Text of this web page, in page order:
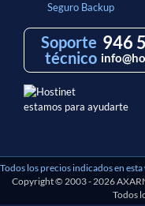
Seguro Backup
Soporte
técnico
946
estamos para ayudarte
Todos los precios indicados en
Copyright © 2003 - 2026
Todos